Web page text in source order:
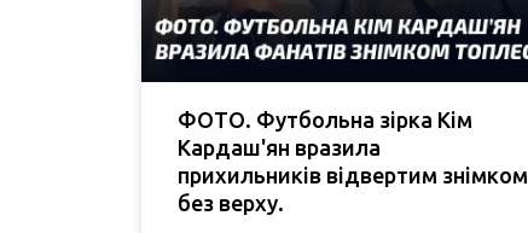
ФОТО. Футбольна зірка Кім
Кардаш'ян вразила
прихильників відвертим знімком
без верху.